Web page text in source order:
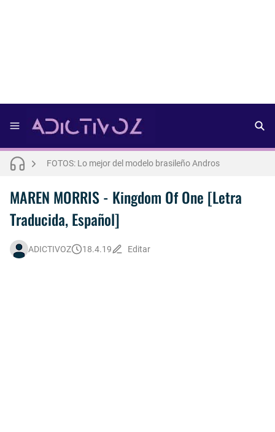
FOTOS: Lo mejor del modelo brasileño Andros
THE WEEKND - Nothing Without You [Letra Trtaducida]
MAREN MORRIS - Kingdom Of One [Letra
Traducida, Español]
ADICTIVOZ 18.4.19 Editar